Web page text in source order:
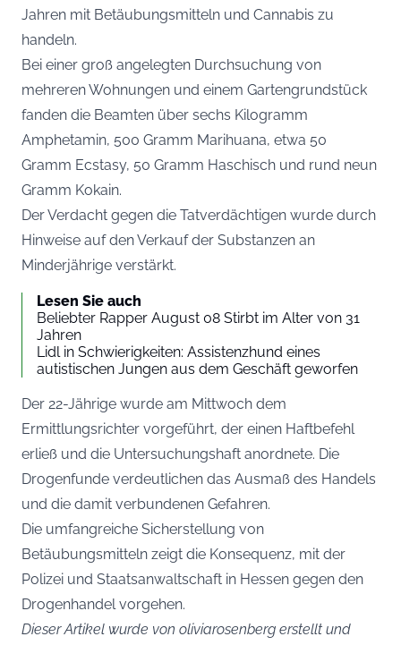
Jahren mit Betäubungsmitteln und Cannabis zu
handeln.
Bei einer groß angelegten Durchsuchung von
mehreren Wohnungen und einem Gartengrundstück
fanden die Beamten über sechs Kilogramm
Amphetamin, 500 Gramm Marihuana, etwa 50
Gramm Ecstasy, 50 Gramm Haschisch und rund neun
Gramm Kokain.
Der Verdacht gegen die Tatverdächtigen wurde durch
Hinweise auf den Verkauf der Substanzen an
Minderjährige verstärkt.
Lesen Sie auch
Beliebter Rapper August 08 Stirbt im Alter von 31
Jahren
Lidl in Schwierigkeiten: Assistenzhund eines
autistischen Jungen aus dem Geschäft geworfen
Der 22-Jährige wurde am Mittwoch dem
Ermittlungsrichter vorgeführt, der einen Haftbefehl
erließ und die Untersuchungshaft anordnete. Die
Drogenfunde verdeutlichen das Ausmaß des Handels
und die damit verbundenen Gefahren.
Die umfangreiche Sicherstellung von
Betäubungsmitteln zeigt die Konsequenz, mit der
Polizei und Staatsanwaltschaft in Hessen gegen den
Drogenhandel vorgehen.
Dieser Artikel wurde von oliviarosenberg erstellt und